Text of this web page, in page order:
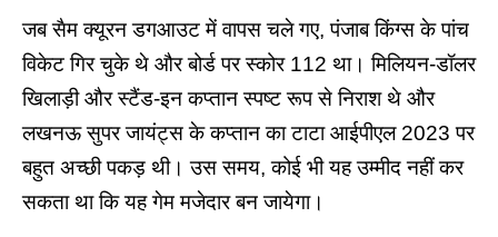
जब सैम क्यूरन डगआउट में वापस चले गए, पंजाब किंग्स के पांच
विकेट गिर चुके थे और बोर्ड पर स्कोर 112 था। मिलियन-डॉलर
खिलाड़ी और स्टैंड-इन कप्तान स्पष्ट रूप से निराश थे और
लखनऊ सुपर जायंट्स के कप्तान का टाटा आईपीएल 2023 पर
बहुत अच्छी पकड़ थी। उस समय, कोई भी यह उम्मीद नहीं कर
सकता था कि यह गेम मजेदार बन जायेगा।